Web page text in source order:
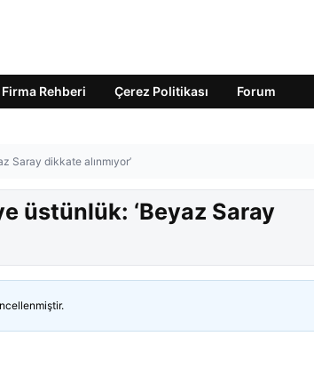
Firma Rehberi Çerez Politikası Forum
Saray dikkate alınmıyor’
üstünlük: ‘Beyaz Saray